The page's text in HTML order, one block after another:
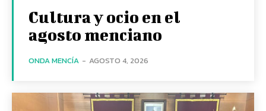
Cultura y ocio en el
agosto menciano
ONDA MENCÍA - AGOSTO 4, 2026